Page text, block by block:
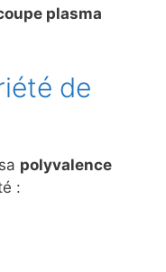
plasma
de
polyvalence
: